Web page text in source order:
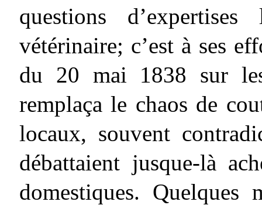
questions
vétérinaire; c’est à ses
du 20 mai 1838 sur
remplaça le chaos de
locaux, souvent
débattaient jusque-là
domestiques.